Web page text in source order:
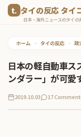
タイの反応 タイ
日本・海外ニュースのタイの
ホーム • タイの反応 • 政
日本の軽自動車ス
ンダラー」が可愛
2019.10.03 17